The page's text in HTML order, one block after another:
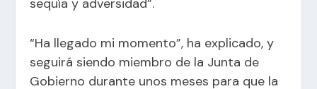
sequía y adversidad”.
“Ha llegado mi momento”, ha explicado, y
seguirá siendo miembro de la Junta de
Gobierno durante unos meses para que la